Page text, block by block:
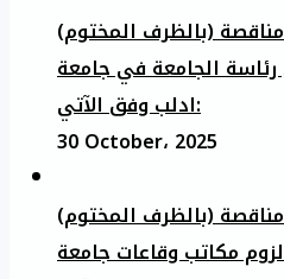
(بالظرف المختوم)
الجامعة في جامعة
ادلب وفق الآتي:
30 October، 2025
(بالظرف المختوم)
مكاتب وقاعات جامعة